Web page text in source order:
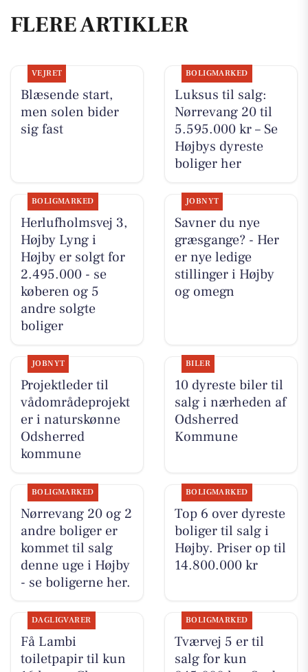
FLERE ARTIKLER
VEJRET
Blæsende start,
men solen bider
sig fast
BOLIGMARKED
Luksus til salg:
Nørrevang 20 til
5.595.000 kr – Se
Højbys dyreste
boliger her
BOLIGMARKED
Herlufholmsvej 3,
Højby Lyng i
Højby er solgt for
2.495.000 - se
køberen og 5
andre solgte
boliger
JOBNYT
Savner du nye
græsgange? - Her
er nye ledige
stillinger i Højby
og omegn
JOBNYT
Projektleder til
vådområdeprojekt
er i naturskønne
Odsherred
kommune
BILER
10 dyreste biler til
salg i nærheden af
Odsherred
Kommune
BOLIGMARKED
Nørrevang 20 og 2
andre boliger er
kommet til salg
denne uge i Højby
- se boligerne her.
BOLIGMARKED
Top 6 over dyreste
boliger til salg i
Højby. Priser op til
14.800.000 kr
DAGLIGVARER
Få Lambi
toiletpapir til kun
BOLIGMARKED
Tværvej 5 er til
salg for kun